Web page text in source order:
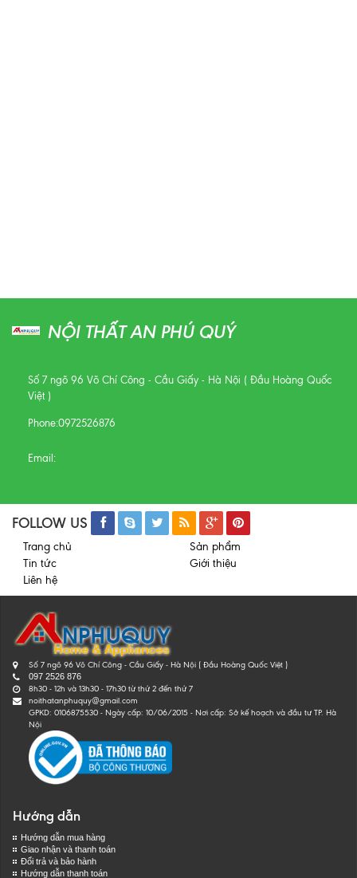
NỘI THẤT AN PHÚ QUÝ
Số 7 ngõ 96 Võ Chí Công - Cầu Giấy - Hà Nội ( Đầu Hoàng Quốc
Việt )
Phone:0972526876
Email:
FOLLOW US
Trang chủ
Sản phẩm
Tin tức
Giới thiệu
Liên hệ
Số 7 ngõ 96 Võ Chí Công - Cầu Giấy - Hà Nội ( Đầu Hoàng Quốc Việt )
097 2526 876
8h30 - 12h và 13h30 - 17h30 từ thứ 2 đến thứ 7
noithatanphuquy@gmail.com
GPKD: 0106875530 - Ngày cấp: 10/06/2015 - Nơi cấp: Sở kế hoạch và đầu tư TP. Hà
Nội
Hướng dẫn
Hướng dẫn mua hàng
Giao nhận và thanh toán
Đổi trả và bảo hành
Hướng dẫn thanh toán